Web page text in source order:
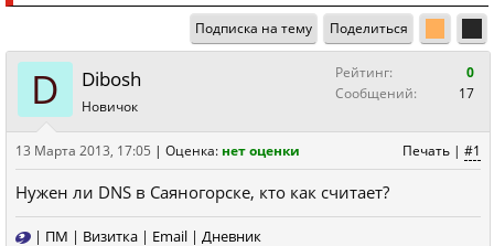
Подписка на тему Поделиться
D Dibosh
Новичок
Рейтинг:
0
Сообщений:
17
Печать | #1
13 Марта 2013, 17:05 | Оценка: нет оценки
Нужен ли DNS в Саяногорске, кто как считает?
| ПМ | Визитка | Email | Дневник